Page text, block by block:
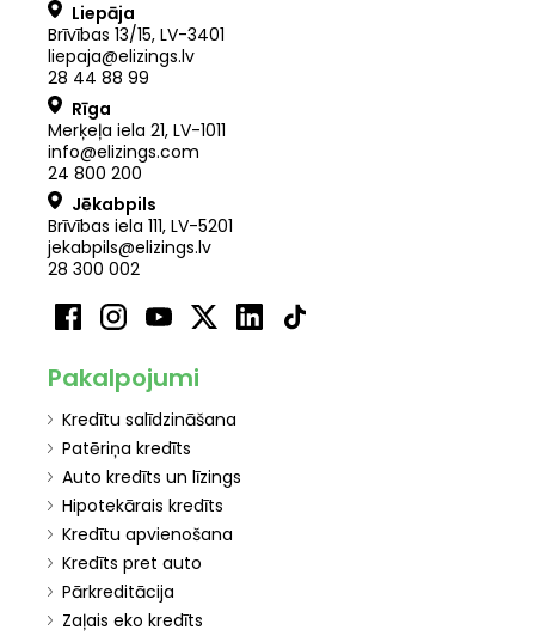
Liepāja
Brīvības 13/15, LV-3401
liepaja@elizings.lv
28 44 88 99
Rīga
Merķeļa iela 21, LV-1011
info@elizings.com
24 800 200
Jēkabpils
Brīvības iela 111, LV-5201
jekabpils@elizings.lv
28 300 002
Pakalpojumi
Kredītu salīdzināšana
Patēriņa kredīts
Auto kredīts un līzings
Hipotekārais kredīts
Kredītu apvienošana
Kredīts pret auto
Pārkreditācija
Zaļais eko kredīts